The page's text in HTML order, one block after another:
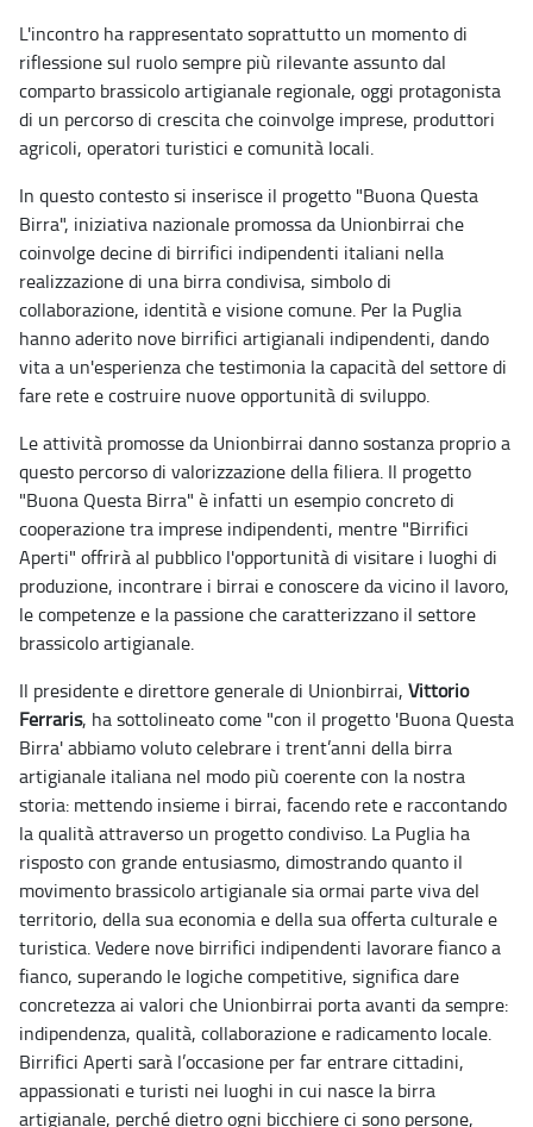
L'incontro ha rappresentato soprattutto un momento di
riflessione sul ruolo sempre più rilevante assunto dal
comparto brassicolo artigianale regionale, oggi protagonista
di un percorso di crescita che coinvolge imprese, produttori
agricoli, operatori turistici e comunità locali.
In questo contesto si inserisce il progetto "Buona Questa
Birra", iniziativa nazionale promossa da Unionbirrai che
coinvolge decine di birrifici indipendenti italiani nella
realizzazione di una birra condivisa, simbolo di
collaborazione, identità e visione comune. Per la Puglia
hanno aderito nove birrifici artigianali indipendenti, dando
vita a un'esperienza che testimonia la capacità del settore di
fare rete e costruire nuove opportunità di sviluppo.
Le attività promosse da Unionbirrai danno sostanza proprio a
questo percorso di valorizzazione della filiera. Il progetto
"Buona Questa Birra" è infatti un esempio concreto di
cooperazione tra imprese indipendenti, mentre "Birrifici
Aperti" offrirà al pubblico l'opportunità di visitare i luoghi di
produzione, incontrare i birrai e conoscere da vicino il lavoro,
le competenze e la passione che caratterizzano il settore
brassicolo artigianale.
Il presidente e direttore generale di Unionbirrai, Vittorio
Ferraris, ha sottolineato come "con il progetto 'Buona Questa
Birra' abbiamo voluto celebrare i trent’anni della birra
artigianale italiana nel modo più coerente con la nostra
storia: mettendo insieme i birrai, facendo rete e raccontando
la qualità attraverso un progetto condiviso. La Puglia ha
risposto con grande entusiasmo, dimostrando quanto il
movimento brassicolo artigianale sia ormai parte viva del
territorio, della sua economia e della sua offerta culturale e
turistica. Vedere nove birrifici indipendenti lavorare fianco a
fianco, superando le logiche competitive, significa dare
concretezza ai valori che Unionbirrai porta avanti da sempre:
indipendenza, qualità, collaborazione e radicamento locale.
Birrifici Aperti sarà l’occasione per far entrare cittadini,
appassionati e turisti nei luoghi in cui nasce la birra
artigianale, perché dietro ogni bicchiere ci sono persone,